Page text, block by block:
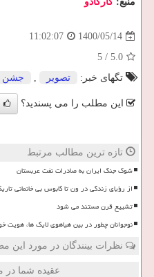
1400/05/14
11:02:07
5.0
/
5
تگهای خبر:
تصویر , جشن
این مطلب را می پسندید؟
تازه ترین مطالب مرتبط
شوک جنگ ایران به صادرات نفت عربستان
از رؤیای زندگی در ون تا کابوس بی خانمانی
تشییع قرن مستند می شود
نوجوانان چطور در بین هیاهوی لایک ها، هویت
نظرات بینندگان در مورد این
عقیده شما در